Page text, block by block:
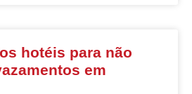
hotéis para não
em